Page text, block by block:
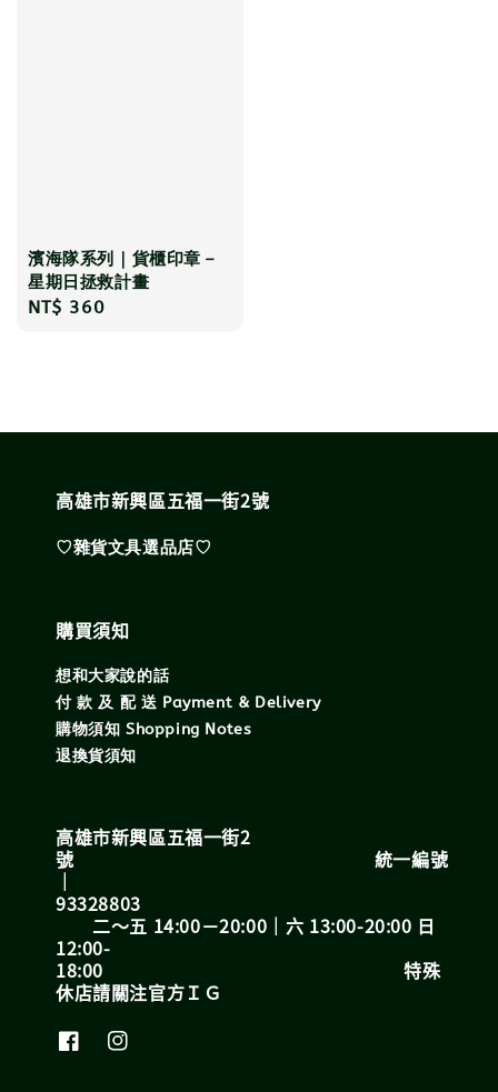
濱海隊系列｜貨櫃印章－
星期日拯救計畫
Regular
NT$ 360
高雄市新興區五福一街2號
♡雜貨文具選品店♡
購買須知
想和大家說的話
付 款 及 配 送 Payment & Delivery
購物須知 Shopping Notes
退換貨須知
高雄市新興區五福一街2
號 統一編號
｜
93328803
二～五 14:00－20:00｜六 13:00-20:00 日
12:00-
18:00 特殊
休店請關注官方ＩＧ